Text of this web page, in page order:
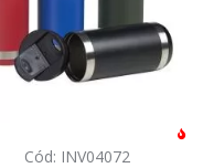
Cód: INV04072